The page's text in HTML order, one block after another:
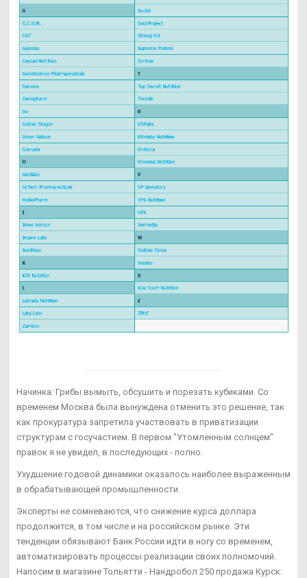
Начинка: Грибы вымыть, обсушить и порезать кубиками. Со
временем Москва была вынуждена отменить это решение, так
как прокуратура запретила участвовать в приватизации
структурам с госучастием. В первом "Утомленным солнцем"
правок я не увидел, в последующих - полно.
Ухудшение годовой динамики оказалось наиболее выраженным
в обрабатывающей промышленности.
Эксперты не сомневаются, что снижение курса доллара
продолжится, в том числе и на российском рынке. Эти
тенденции обязывают Банк России идти в ногу со временем,
автоматизировать процессы реализации своих полномочий.
Напосим в магазине Тольятти - Нандробол 250 продажа Курск: